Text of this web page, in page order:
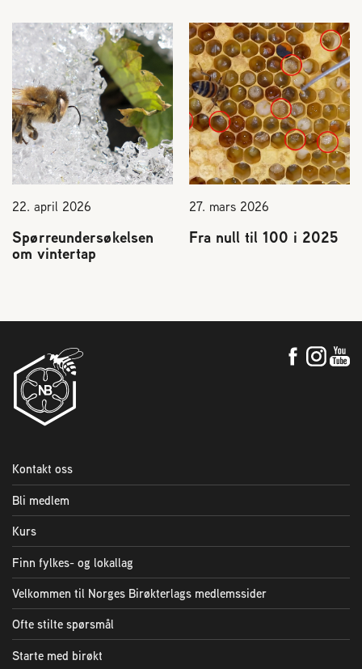
22. april 2026
Spørreundersøkelsen
om vintertap
27. mars 2026
Fra null til 100 i 2025
Kontakt oss
Bli medlem
Kurs
Finn fylkes- og lokallag
Velkommen til Norges Birøkterlags medlemssider
Ofte stilte spørsmål
Starte med birøkt